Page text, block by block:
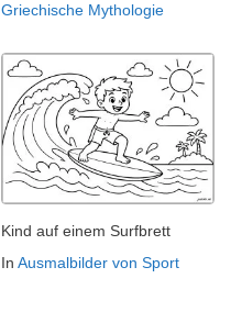
Griechische Mythologie
Kind auf einem Surfbrett
In Ausmalbilder von Sport